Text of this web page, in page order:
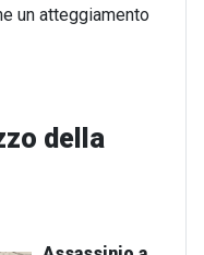
un atteggiamento
della